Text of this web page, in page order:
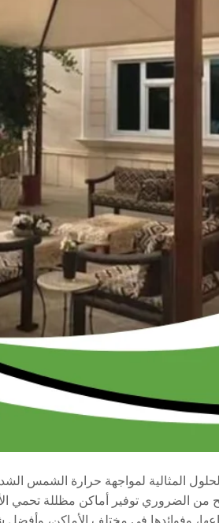
المثالية لمواجهة حرارة الشمس
من الضروري توفير أماكن مظللة تحمي
وفوائدها في مختلف الأماكن،